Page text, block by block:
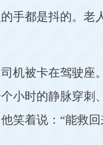
手都是抖的。老
机被卡在驾驶
小时的静脉穿刺
笑着说：“能救